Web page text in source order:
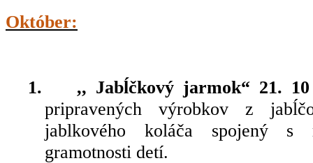
Október:
1.
,, Jabĺčkový jarmok“ 21.
pripravených výrobkov z
jablkového koláča spojený s
gramotnosti detí.